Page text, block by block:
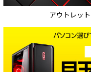
アウトレッ